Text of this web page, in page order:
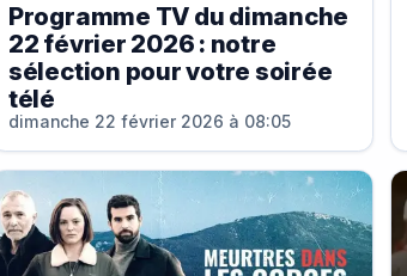
Programme TV du dimanche
22 février 2026 : notre
sélection pour votre soirée
télé
dimanche 22 février 2026 à 08:05